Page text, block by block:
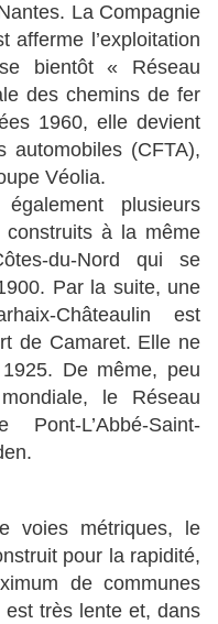
La Compagnie
afferme l’exploitation
bientôt « Réseau
des chemins de fer
1960, elle devient
automobiles (CFTA),
Véolia.
plusieurs
construits à la même
du-Nord qui se
Par la suite, une
Châteaulin est
de Camaret. Elle ne
De même, peu
le Réseau
L’Abbé-Saint-
voies métriques, le
pour la rapidité,
de communes
très lente et, dans